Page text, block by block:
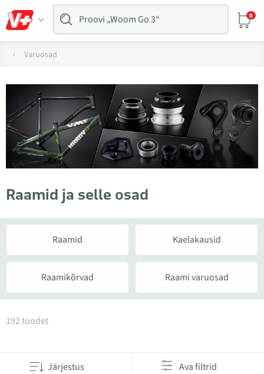
0
Varuosad
Raamid ja selle osad
Raamid Kaelakausid
Raamikõrvad Raami varuosad
Tooted kategoorias Raamid ja selle osad
192 toodet
Järjestus Ava filtrid